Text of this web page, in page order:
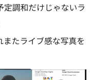
調和だけじゃないラ
たライブ感な写真を